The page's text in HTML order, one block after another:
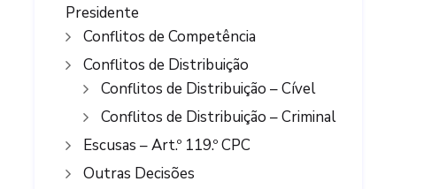
Presidente
Conflitos de Competência
Conflitos de Distribuição
Conflitos de Distribuição – Cível
Conflitos de Distribuição – Criminal
Escusas – Art.º 119.º CPC
Outras Decisões